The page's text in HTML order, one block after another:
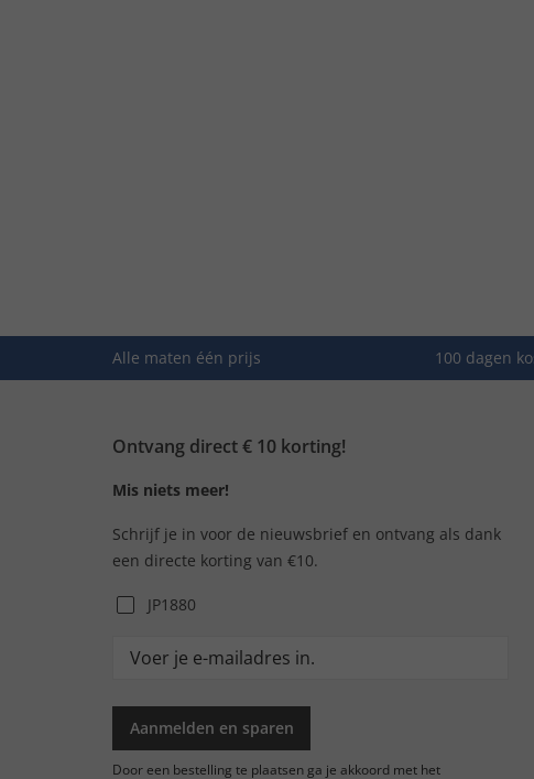
Alle maten één prijs 100 dagen
Ontvang direct € 10 korting!
Mis niets meer!
Schrijf je in voor de nieuwsbrief en ontvang als dank
een directe korting van €10.
JP1880
Aanmelden en sparen
Door een bestelling te plaatsen ga je akkoord met het